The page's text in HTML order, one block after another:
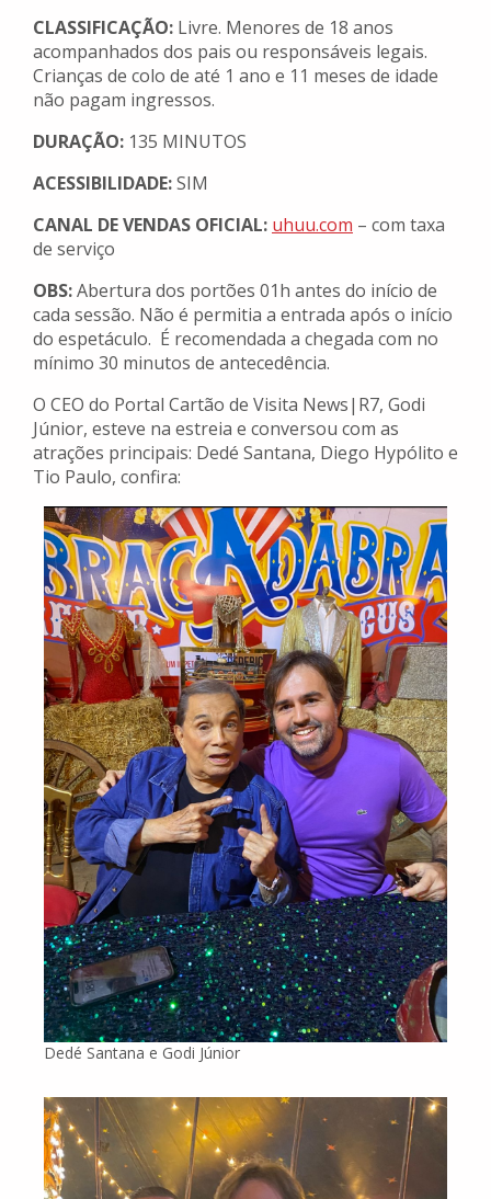
CLASSIFICAÇÃO: Livre. Menores de 18 anos
acompanhados dos pais ou responsáveis legais.
Crianças de colo de até 1 ano e 11 meses de idade
não pagam ingressos.
DURAÇÃO: 135 MINUTOS
ACESSIBILIDADE:SIM
CANAL DE VENDAS OFICIAL: uhuu.com – com taxa
de serviço
OBS:Abertura dos portões 01h antes do início de
cada sessão. Não é permitia a entrada após o início
do espetáculo. É recomendada a chegada com no
mínimo 30 minutos de antecedência.
O CEO do Portal Cartão de Visita News|R7, Godi
Júnior, esteve na estreia e conversou com as
atrações principais: Dedé Santana, Diego Hypólito e
Tio Paulo, confira:
Dedé Santana e Godi Júnior